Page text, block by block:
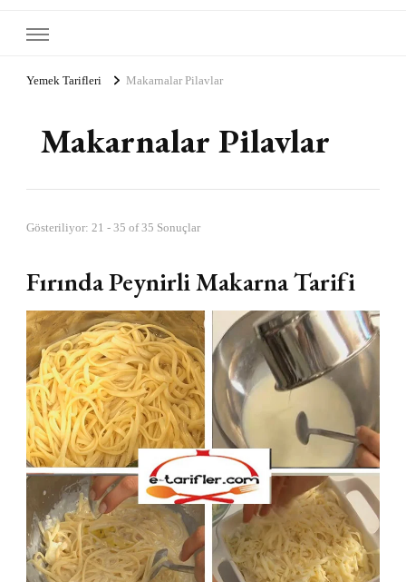
Yemek Tarifleri Makarnalar Pilavlar
Makarnalar Pilavlar
Gösteriliyor: 21 - 35 of 35 Sonuçlar
Fırında Peynirli Makarna Tarifi